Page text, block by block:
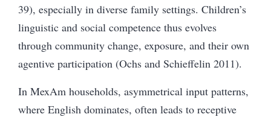
39), especially in diverse family settings. Children’s
linguistic and social competence thus evolves
through community change, exposure, and their own
agentive participation (Ochs and Schieffelin 2011).
In MexAm households, asymmetrical input patterns,
where English dominates, often leads to receptive